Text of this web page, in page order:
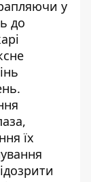
у
до
їх